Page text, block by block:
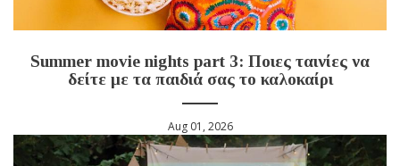
Summer movie nights part 3: Ποιες ταινίες να
δείτε με τα παιδιά σας το καλοκαίρι
Aug 01, 2026